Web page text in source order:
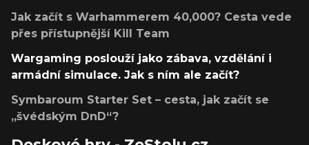
Jak začít s Warhammerem 40,000? Cesta vede
přes přístupnější Kill Team
Wargaming poslouží jako zábava, vzdělání i
armádní simulace. Jak s ním ale začít?
Symbaroum Starter Set – cesta, jak začít se
„švédským DnD“?